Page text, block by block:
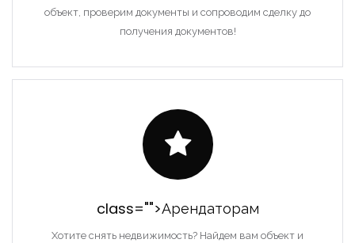
объект, проверим документы и сопроводим сделку до
получения документов!
class="">Арендаторам
Хотите снять недвижимость? Найдем вам объект и